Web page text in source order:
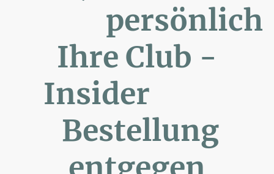
persönlich
Ihre Club -
Insider
Bestellung